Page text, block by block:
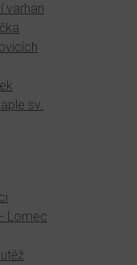
varhan
sv.
Lomec